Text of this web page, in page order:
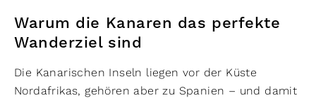
Warum die Kanaren das perfekte
Wanderziel sind
Die Kanarischen Inseln liegen vor der Küste
Nordafrikas, gehören aber zu Spanien – und damit